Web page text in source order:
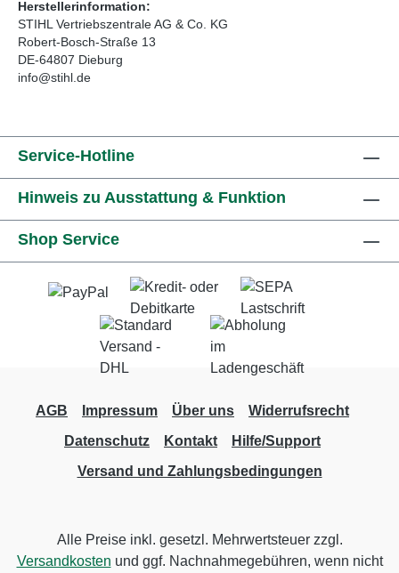
Herstellerinformation:
STIHL Vertriebszentrale AG & Co. KG
Robert-Bosch-Straße 13
DE-64807 Dieburg
info@stihl.de
Service-Hotline
Hinweis zu Ausstattung & Funktion
Shop Service
AGB Impressum Über uns
Widerrufsrecht
Datenschutz
Kontakt
Hilfe/Support
Versand und Zahlungsbedingungen
Alle Preise inkl. gesetzl. Mehrwertsteuer zzgl.
Versandkosten und ggf. Nachnahmegebühren, wenn nicht